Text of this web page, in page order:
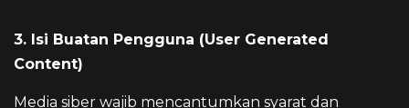
3. Isi Buatan Pengguna (User Generated
Content)
Media siber wajib mencantumkan syarat dan